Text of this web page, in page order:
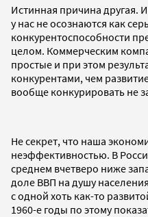
Истинная причина
у нас не осознаются как
конкурентоспособности
целом. Коммерческим
простые и при этом
конкурентами, чем
вообще конкурировать не
Не секрет, что наша
неэффективностью. В
среднем вчетверо ниже
доле ВВП на душу
с одной хоть как-то
1960-е годы по этому